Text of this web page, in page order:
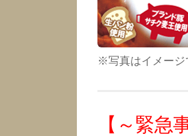
※写真はイメージ
【～緊急